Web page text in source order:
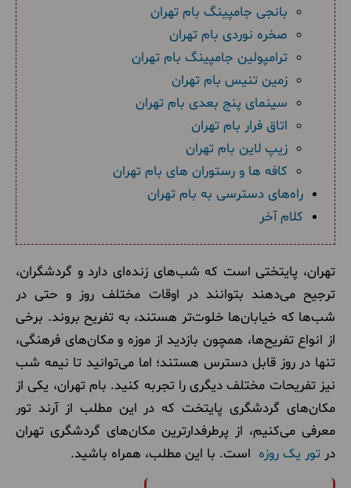
بانجی جامپینگ بام تهران
صخره نوردی بام تهران
ترامپولین جامپینگ بام تهران
زمین تنیس بام تهران
سینمای پنج بعدی بام تهران
اتاق فرار بام تهران
زیپ لاین بام تهران
کافه‌ ها و رستوران‌ های بام تهران
راه‌های دسترسی به بام تهران
کلام آخر
تهران، پایتختی است که شب‌های زنده‌ای دارد و گردشگران،
ترجیح می‌دهند بتوانند در اوقات مختلف روز و حتی در
شب‌ها که خیابان‌ها خلوت‌تر هستند، به تفریح بروند. برخی
از انواع تفریح‌ها، همچون بازدید از موزه و مکان‌های فرهنگی،
تنها در روز قابل دسترس هستند؛ اما می‌توانید تا نیمه شب
نیز تفریحات مختلف دیگری را تجربه کنید. بام تهران، یکی از
مکان‌های گردشگری پایتخت که در این مطلب از آرند تور
معرفی می‌کنیم، از پرطرفدارترین مکان‌های گردشگری تهران
در تور یک روزه است. با این مطلب، همراه باشید.